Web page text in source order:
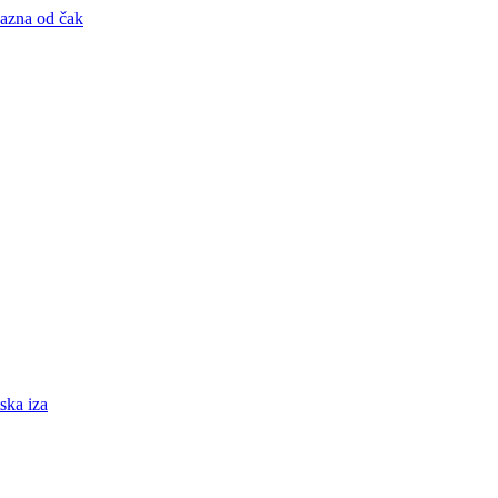
od čak
iza